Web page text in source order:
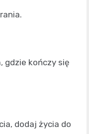
gdzie kończy się
dodaj życia do